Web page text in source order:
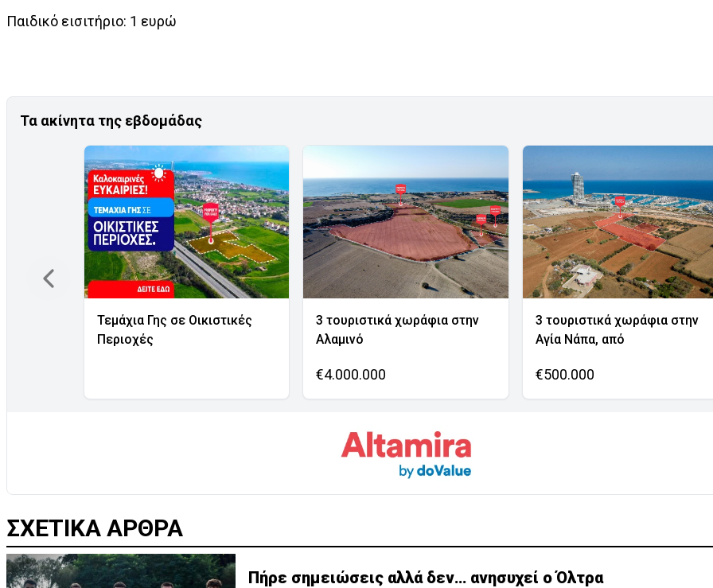
Παιδικό εισιτήριο: 1 ευρώ
Τα ακίνητα της εβδομάδας
Τεμάχια Γης σε Οικιστικές
Περιοχές
3 τουριστικά χωράφια στην
Αλαμινό
€4.000.000
3 τουριστικά χωράφια στην
Αγία Νάπα, από
€500.000
ΣΧΕΤΙΚΑ ΑΡΘΡΑ
Πήρε σημειώσεις αλλά δεν… ανησυχεί ο Όλτρα